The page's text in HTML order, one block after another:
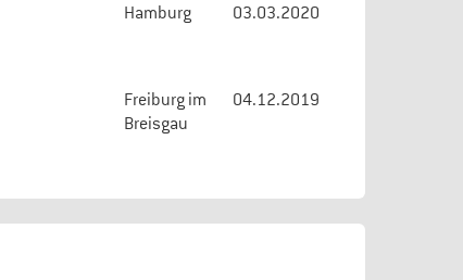
Hamburg 03.03.2020
Freiburg im
Breisgau
04.12.2019